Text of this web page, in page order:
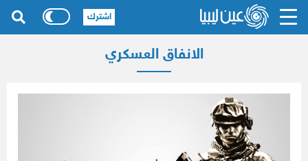
الانفاق العسكري
اشترك